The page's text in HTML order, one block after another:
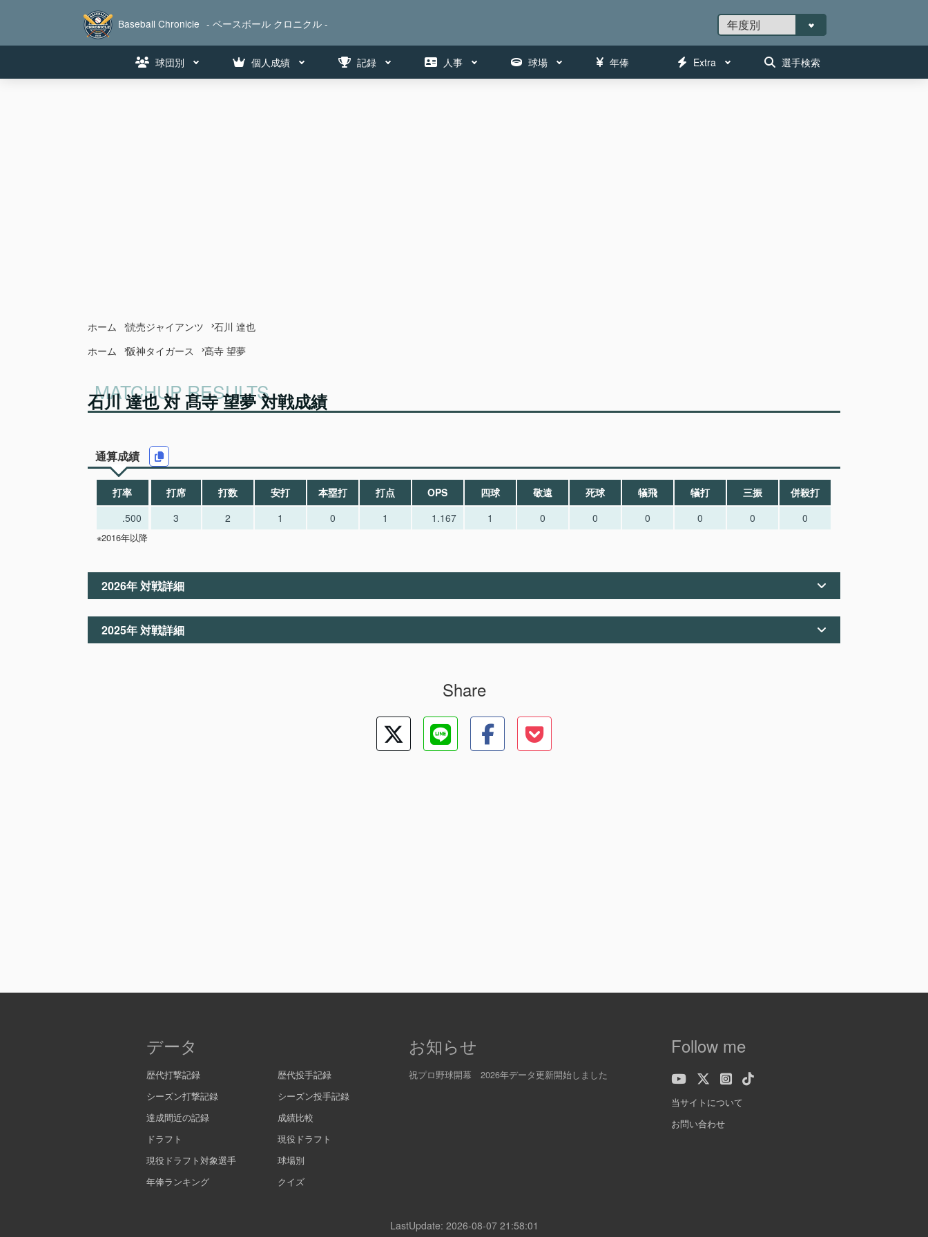
Baseball Chronicle - ベースボール クロニクル -
球団別 個人成績 記録 人事 球場 年俸 Extra 選手検索
ホーム 読売ジャイアンツ
石川 達也
ホーム
阪神タイガース 髙寺 望夢
石川 達也 対 髙寺 望夢 対戦成績
通算成績
打率 打席 打数 安打 本塁打 打点 OPS 四球 敬遠 死球 犠飛 犠打 三振
併殺打
.500
3 2 1 0 1 1.167 1 0 0 0 0 0 0
※2016年以降
2026年 対戦詳細
2025年 対戦詳細
Share
データ
歴代打撃記録
歴代投手記録
シーズン打撃記録
シーズン投手記録
達成間近の記録
成績比較
ドラフト
現役ドラフト
現役ドラフト対象選手
球場別
年俸ランキング
クイズ
お知らせ
祝プロ野球開幕 2026年データ更新開始しました
Follow me
当サイトについて
お問い合わせ
LastUpdate: 2026-08-07 21:58:01